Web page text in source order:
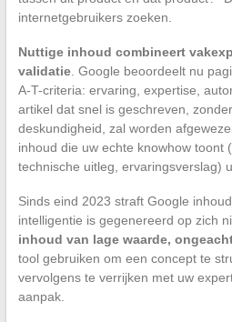
internetgebruikers zoeken.
Nuttige inhoud combineert
validatie. Google beoordeelt nu
A-T-criteria: ervaring, expertise,
artikel dat snel is geschreven,
deskundigheid, zal worden
inhoud die uw echte knowhow toont
technische uitleg, ervaringsverslag)
Sinds eind 2023 straft Google
intelligentie is gegenereerd op zich
inhoud van lage waarde,
tool gebruiken om een concept te
vervolgens te verrijken met uw
aanpak.